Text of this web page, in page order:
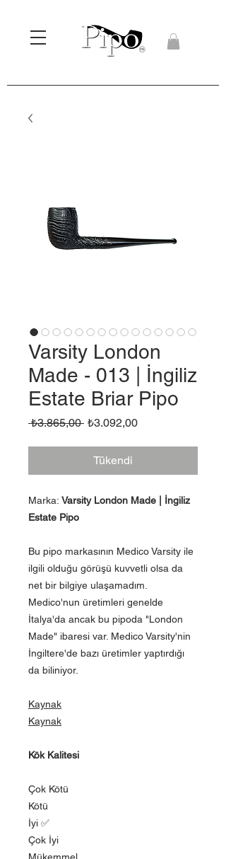
Varsity London
Made - 013 | İngiliz
Estate Briar Pipo
₺3.865,00 Normal
₺3.092,00İndirimli
Tükendi
Marka: Varsity London Made | İngiliz
Estate Pipo
Bu pipo markasının Medico Varsity ile
ilgili olduğu görüşü kuvvetli olsa da
net bir bilgiye ulaşamadım.
Medico'nun üretimleri genelde
İtalya'da ancak bu pipoda "London
Made" ibaresi var. Medico Varsity'nin
İngiltere'de bazı üretimler yaptırdığı
da biliniyor.
Kaynak
Kaynak
Kök Kalitesi
Çok Kötü
Kötü
İyi ✅
Çok İyi
Mükemmel